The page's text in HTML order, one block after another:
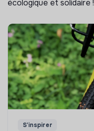
écologique et solidaire !
S'inspirer